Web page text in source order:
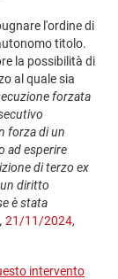
l'ordine di
titolo.
la possibilità di
al quale sia
forzata
forza di un
ad esperire
di terzo ex
diritto
è stata
, 21/11/2024,
intervento